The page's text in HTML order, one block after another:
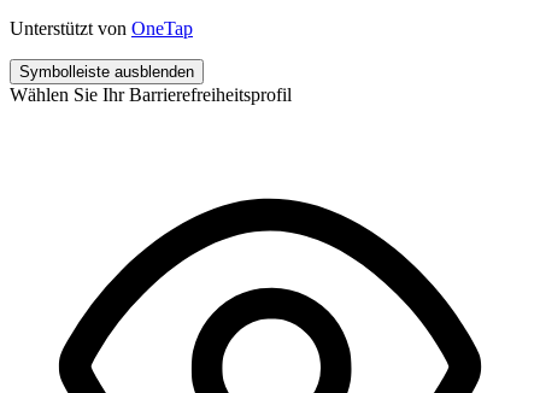
Unterstützt von OneTap
Symbolleiste ausblenden
Wählen Sie Ihr Barrierefreiheitsprofil